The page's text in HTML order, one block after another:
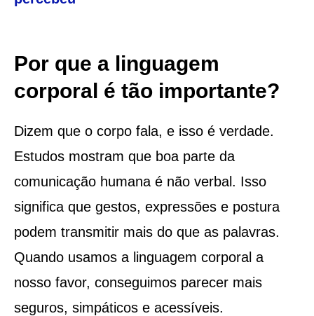
Por que a linguagem
corporal é tão importante?
Dizem que o corpo fala, e isso é verdade.
Estudos mostram que boa parte da
comunicação humana é não verbal. Isso
significa que gestos, expressões e postura
podem transmitir mais do que as palavras.
Quando usamos a linguagem corporal a
nosso favor, conseguimos parecer mais
seguros, simpáticos e acessíveis.